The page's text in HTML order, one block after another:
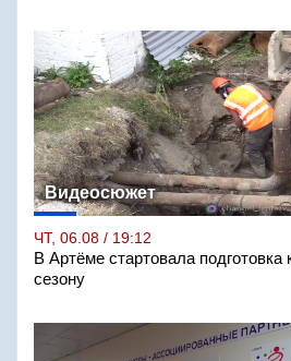
Видеосюжет
ЧТ, 06.08 / 19:12
В Артёме стартовала подготовка
сезону